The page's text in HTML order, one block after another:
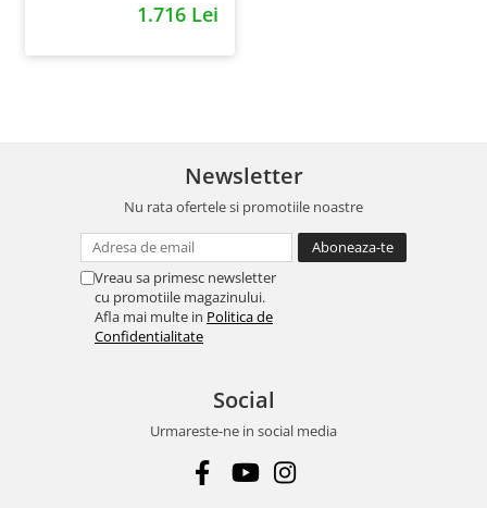
1.716 Lei
Newsletter
Nu rata ofertele si promotiile noastre
Vreau sa primesc newsletter
cu promotiile magazinului.
Afla mai multe in Politica de
Confidentialitate
Social
Urmareste-ne in social media